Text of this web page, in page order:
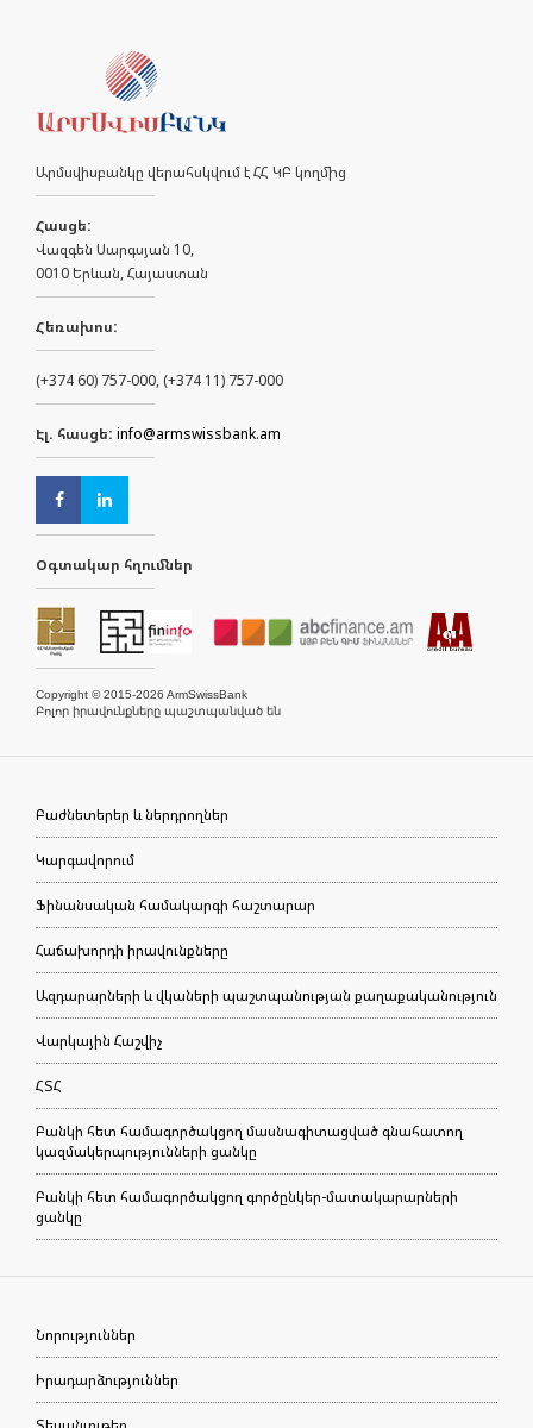
Արմսվիսբանկը վերահսկվում է ՀՀ ԿԲ կողմից
Հասցե:
Վազգեն Սարգսյան 10,
0010 Երևան, Հայաստան
Հեռախոս:
(+374 60) 757-000, (+374 11) 757-000
Էլ. հասցե: info@armswissbank.am
Օգտակար հղումներ
Copyright © 2015-2026 ArmSwissBank
Բոլոր իրավունքները պաշտպանված են
Բաժնետերեր և ներդրողներ
Կարգավորում
Ֆինանսական համակարգի հաշտարար
Հաճախորդի իրավունքները
Ազդարարների և վկաների պաշտպանության քաղաքականություն
Վարկային Հաշվիչ
ՀՏՀ
Բանկի հետ համագործակցող մասնագիտացված գնահատող
կազմակերպությունների ցանկը
Բանկի հետ համագործակցող գործընկեր-մատակարարների
ցանկը
Նորություններ
Իրադարձություններ